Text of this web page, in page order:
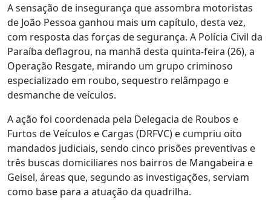
A sensação de insegurança que assombra motoristas
de João Pessoa ganhou mais um capítulo, desta vez,
com resposta das forças de segurança. A Polícia Civil da
Paraíba deflagrou, na manhã desta quinta-feira (26), a
Operação Resgate, mirando um grupo criminoso
especializado em roubo, sequestro relâmpago e
desmanche de veículos.
A ação foi coordenada pela Delegacia de Roubos e
Furtos de Veículos e Cargas (DRFVC) e cumpriu oito
mandados judiciais, sendo cinco prisões preventivas e
três buscas domiciliares nos bairros de Mangabeira e
Geisel, áreas que, segundo as investigações, serviam
como base para a atuação da quadrilha.